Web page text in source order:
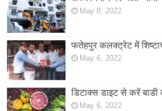
May 8, 2022
फतेहपुर कलक्ट्रेट में
May 6, 2022
डिटाक्स डाइट से करें बाडी
May 6, 2022